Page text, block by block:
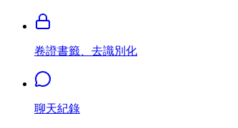
卷證書籤、去識別化
聊天紀錄